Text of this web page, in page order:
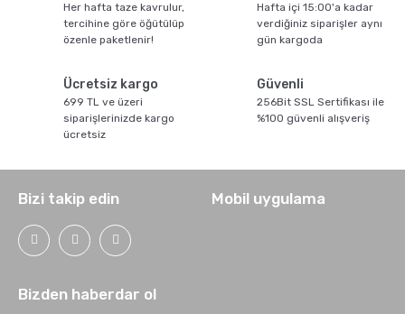
Mokapot Nasıl Kullanılır ?
Her hafta taze kavrulur,
tercihine göre öğütülüp
özenle paketlenir!
Hafta içi 15:00'a kadar
verdiğiniz siparişler aynı
gün kargoda
Ücretsiz kargo
699 TL ve üzeri
siparişlerinizde kargo
ücretsiz
Güvenli
256Bit SSL Sertifikası ile
%100 güvenli alışveriş
Bizi takip edin
Bizden haberdar ol
Mobil uygulama